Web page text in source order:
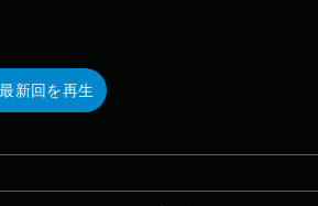
ているので、
です。
最新回を再生